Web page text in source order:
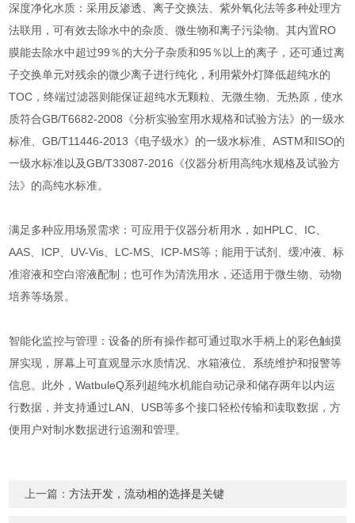
深度净化水质：采用反渗透、离子交换法、紫外氧化法等多种处理方
法联用，可有效去除水中的杂质、微生物和离子污染物。其内置RO
膜能去除水中超过99％的大分子杂质和95％以上的离子，还可通过离
子交换单元对残余的微少离子进行纯化，利用紫外灯降低超纯水的
TOC，终端过滤器则能保证超纯水无颗粒、无微生物、无热原，使水
质符合GB/T6682-2008《分析实验室用水规格和试验方法》的一级水
标准、GB/T11446-2013《电子级水》的一级水标准、ASTM和ISO的
一级水标准以及GB/T33087-2016《仪器分析用高纯水规格及试验方
法》的高纯水标准。
满足多种应用场景需求：可应用于仪器分析用水，如HPLC、IC、
AAS、ICP、UV-Vis、LC-MS、ICP-MS等；能用于试剂、缓冲液、标
准溶液和空白溶液配制；也可作为清洗用水，还适用于微生物、动物
培养等场景。
智能化监控与管理：设备的所有操作都可通过取水手柄上的彩色触摸
屏实现，屏幕上可直观显示水质情况、水箱液位、系统维护和报警等
信息。此外，WatbuleQ系列超纯水机能自动记录和储存两年以内运
行数据，并支持通过LAN、USB等多个接口轻松传输和读取数据，方
便用户对制水数据进行追溯和管理。
上一篇：方法开发，流动相的选择是关键